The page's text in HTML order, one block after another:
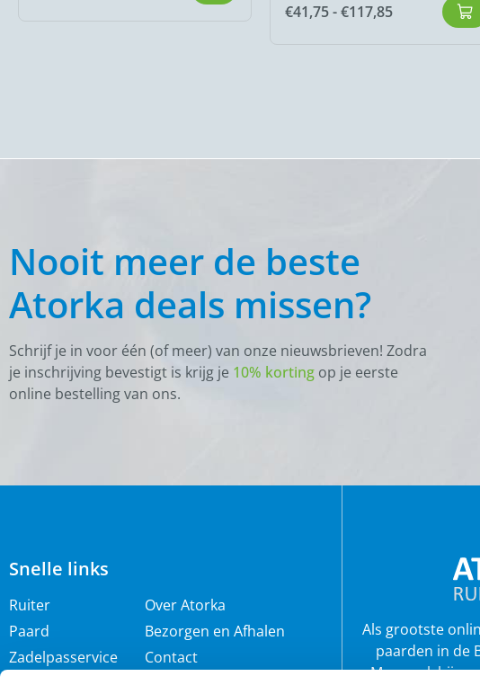
€41,75-€117,85
Nooit meer de beste
Atorka deals missen?
Schrijf je in voor één (of meer) van onze nieuwsbrieven! Zodra
je inschrijving bevestigt is krijg je 10% korting op je eerste
online bestelling van ons.
Snelle links
Ruiter
Paard
Zadelpasservice
Over Atorka
Bezorgen en Afhalen
Contact
Als grootste
paarden in de
Maar ook bij